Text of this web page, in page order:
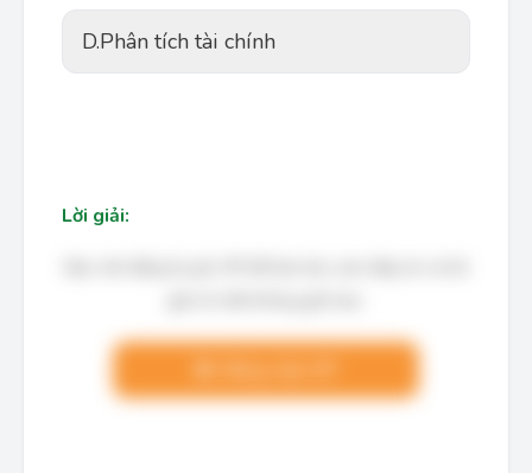
D.Phân tích tài chính
Lời giải: